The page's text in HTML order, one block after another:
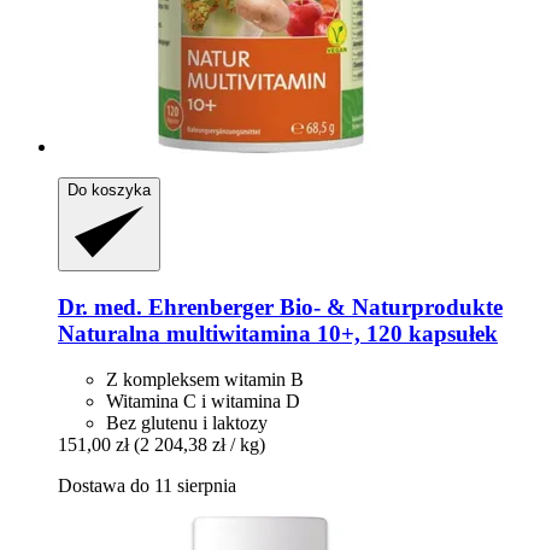
Do koszyka
Dr. med. Ehrenberger Bio- & Naturprodukte
Naturalna multiwitamina 10+, 120 kapsułek
Z kompleksem witamin B
Witamina C i witamina D
Bez glutenu i laktozy
151,00 zł (2 204,38 zł / kg)
Dostawa do 11 sierpnia